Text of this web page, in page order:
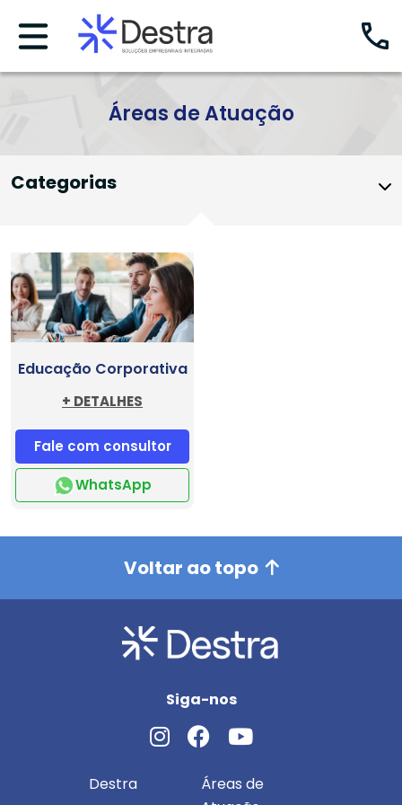
Áreas de Atuação
Categorias
Educação Corporativa
+ DETALHES
Fale com consultor
WhatsApp
Voltar ao topo
Siga-nos
Destra
Áreas de